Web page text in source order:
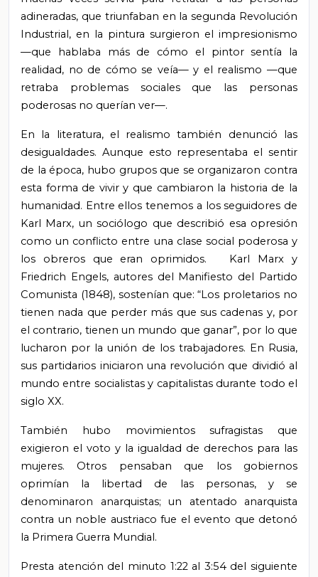
adineradas, que triunfaban en la segunda Revolución
Industrial, en la pintura surgieron el impresionismo
—que hablaba más de cómo el pintor sentía la
realidad, no de cómo se veía— y el realismo —que
retraba problemas sociales que las personas
poderosas no querían ver—.
En la literatura, el realismo también denunció las
desigualdades. Aunque esto representaba el sentir
de la época, hubo grupos que se organizaron contra
esta forma de vivir y que cambiaron la historia de la
humanidad. Entre ellos tenemos a los seguidores de
Karl Marx, un sociólogo que describió esa opresión
como un conflicto entre una clase social poderosa y
los obreros que eran oprimidos. Karl Marx y
Friedrich Engels, autores del Manifiesto del Partido
Comunista (1848), sostenían que: “Los proletarios no
tienen nada que perder más que sus cadenas y, por
el contrario, tienen un mundo que ganar”, por lo que
lucharon por la unión de los trabajadores. En Rusia,
sus partidarios iniciaron una revolución que dividió al
mundo entre socialistas y capitalistas durante todo el
siglo XX.
También hubo movimientos sufragistas que
exigieron el voto y la igualdad de derechos para las
mujeres. Otros pensaban que los gobiernos
oprimían la libertad de las personas, y se
denominaron anarquistas; un atentado anarquista
contra un noble austriaco fue el evento que detonó
la Primera Guerra Mundial.
Presta atención del minuto 1:22 al 3:54 del siguiente